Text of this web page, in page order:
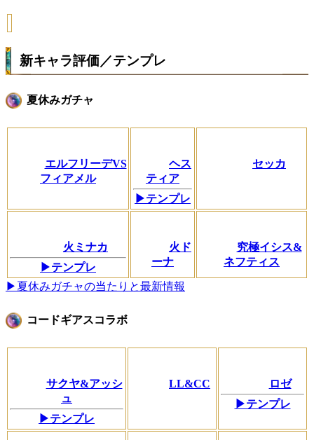
新キャラ評価／テンプレ
夏休みガチャ
エルフリーデVS
フィアメル
ヘス
ティア
▶テンプレ
セッカ
火ミナカ
▶テンプレ
火ド
ーナ
究極イシス&
ネフティス
▶夏休みガチャの当たりと最新情報
コードギアスコラボ
サクヤ&アッシ
ュ
▶テンプレ
LL&CC
ロゼ
▶テンプレ